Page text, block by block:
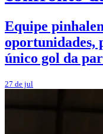
Equipe
oportunidades,
único gol da
27 de jul